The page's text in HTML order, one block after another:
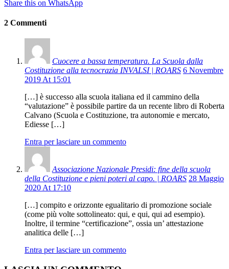
Share this on WhatsApp
2 Commenti
Cuocere a bassa temperatura. La Scuola dalla
Costituzione alla tecnocrazia INVALSI | ROARS 6 Novembre
2019 At 15:01
[…] è successo alla scuola italiana ed il cammino della
“valutazione” è possibile partire da un recente libro di Roberta
Calvano (Scuola e Costituzione, tra autonomie e mercato,
Ediesse […]
Entra per lasciare un commento
Associazione Nazionale Presidi: fine della scuola
della Costituzione e pieni poteri al capo. | ROARS 28 Maggio
2020 At 17:10
[…] compito e orizzonte egualitario di promozione sociale
(come più volte sottolineato: qui, e qui, qui ad esempio).
Inoltre, il termine “certificazione”, ossia un’ attestazione
analitica delle […]
Entra per lasciare un commento